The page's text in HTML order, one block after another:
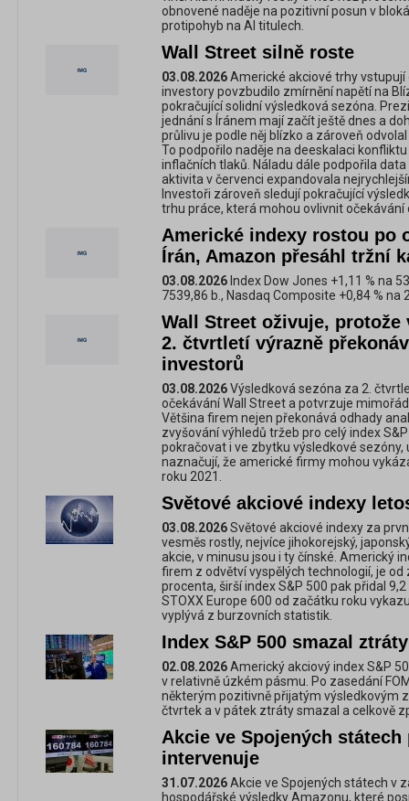
obnovené naděje na pozitivní posun v
protipohyb na AI titulech.
Wall Street silně roste
03.08.2026Americké akciové trhy
investory povzbudilo zmírnění napětí na
pokračující solidní výsledková sezóna.
jednání s Íránem mají začít ještě dnes a
průlivu je podle něj blízko a zároveň
To podpořilo naděje na deeskalaci
inflačních tlaků. Náladu dále podpořila
aktivita v červenci expandovala
Investoři zároveň sledují pokračující
trhu práce, která mohou ovlivnit očekávání
Americké indexy rostou po
Írán, Amazon přesáhl tržní
03.08.2026 Index Dow Jones +1,11 % na
7539,86 b., Nasdaq Composite +0,84 % na
Wall Street oživuje, protože
2. čtvrtletí výrazně
investorů
03.08.2026Výsledková sezóna za 2.
očekávání Wall Street a potvrzuje
Většina firem nejen překonává odhady
zvyšování výhledů tržeb pro celý index
pokračovat i ve zbytku výsledkové
naznačují, že americké firmy mohou
roku 2021.
Světové akciové indexy
03.08.2026Světové akciové indexy za
vesměs rostly, nejvíce jihokorejský,
akcie, v minusu jsou i ty čínské. Americký
firem z odvětví vyspělých technologií, je od
procenta, širší index S&P 500 pak přidal
STOXX Europe 600 od začátku roku
vyplývá z burzovních statistik.
Index S&P 500 smazal
02.08.2026Americký akciový index S&P
v relativně úzkém pásmu. Po zasedání
některým pozitivně přijatým výsledkovým
čtvrtek a v pátek ztráty smazal a celkově
Akcie ve Spojených
intervenuje
31.07.2026Akcie ve Spojených státech v
hospodářské výsledky Amazonu, které